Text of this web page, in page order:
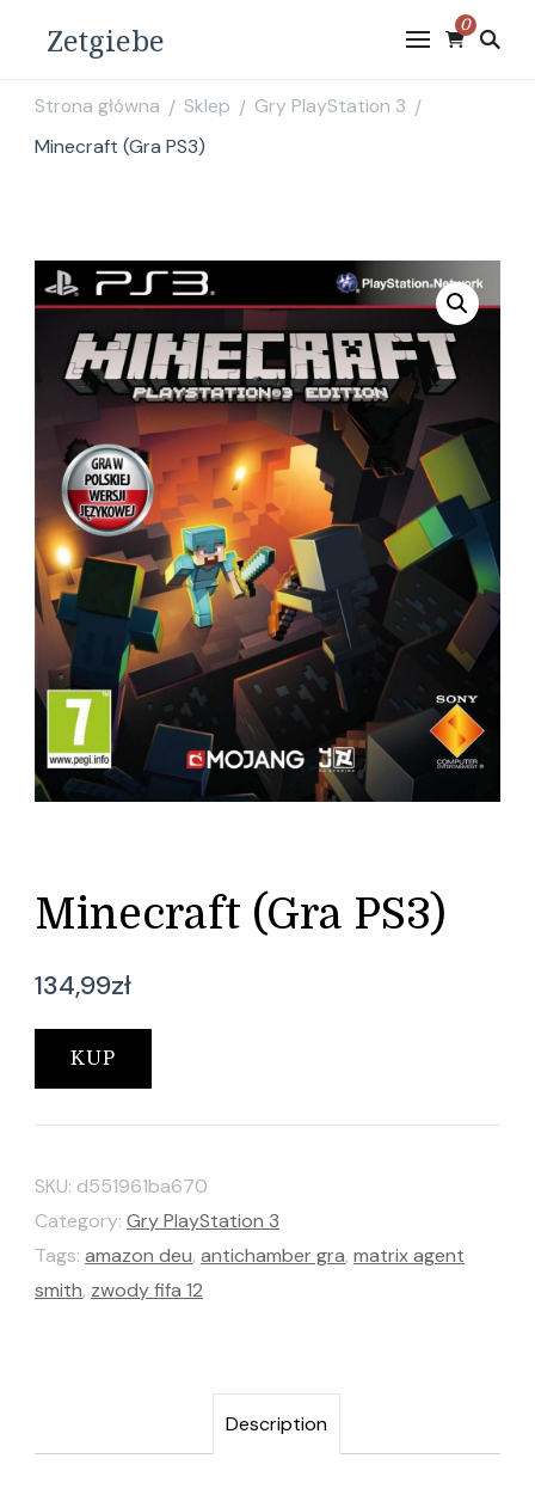
Zetgiebe 0
Strona główna / Sklep / Gry PlayStation 3 /
Minecraft (Gra PS3)
Minecraft (Gra PS3)
134,99zł
KUP
SKU: d551961ba670
Category: Gry PlayStation 3
Tags: amazon deu, antichamber gra, matrix agent
smith, zwody fifa 12
Description